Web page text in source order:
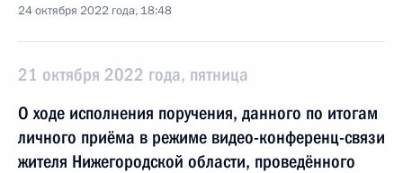
24 октября 2022 года, 18:48
21 октября 2022 года, пятница
О ходе исполнения поручения, данного по итогам
личного приёма в режиме видео-конференц-связи
жителя Нижегородской области, проведённого